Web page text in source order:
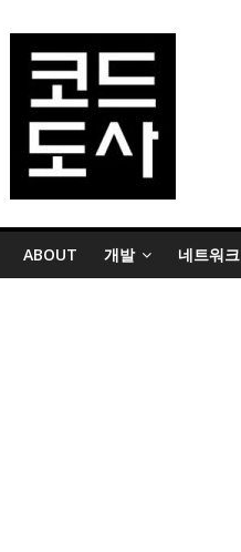
ABOUT 개발 네트워크